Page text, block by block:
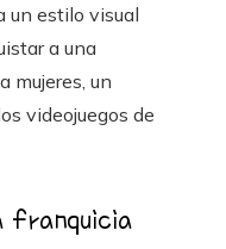
un estilo visual
a una
mujeres, un
videojuegos de
franquicia